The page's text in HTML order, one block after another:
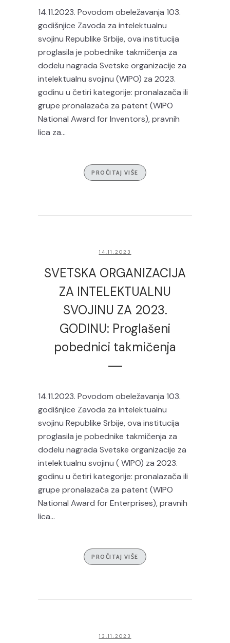
14.11.2023. Povodom obeležavanja 103.
godišnjice Zavoda za intelektualnu
svojinu Republike Srbije, ova institucija
proglasila je pobednike takmičenja za
dodelu nagrada Svetske organizacije za
intelektualnu svojinu (WIPO) za 2023.
godinu u četiri kategorije: pronalazača ili
grupe pronalazača za patent (WIPO
National Award for Inventors), pravnih
lica za...
PROČITAJ VIŠE
14.11.2023
SVETSKA ORGANIZACIJA
ZA INTELEKTUALNU
SVOJINU ZA 2023.
GODINU: Proglašeni
pobednici takmičenja
14.11.2023. Povodom obeležavanja 103.
godišnjice Zavoda za intelektualnu
svojinu Republike Srbije, ova institucija
proglasila je pobednike takmičenja za
dodelu nagrada Svetske organizacije za
intelektualnu svojinu ( WIPO) za 2023.
godinu u četiri kategorije: pronalazača ili
grupe pronalazača za patent (WIPO
National Award for Enterprises), pravnih
lica...
PROČITAJ VIŠE
13.11.2023